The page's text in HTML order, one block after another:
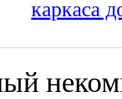
каркаса